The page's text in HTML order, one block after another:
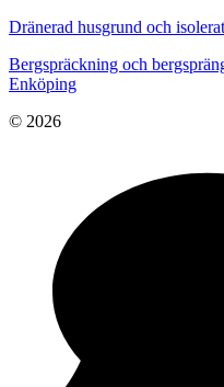
Dränerad husgrund och
Bergspräckning och
Enköping
© 2026